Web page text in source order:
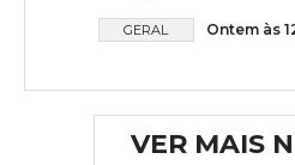
GERAL Ontem às
VER MAIS